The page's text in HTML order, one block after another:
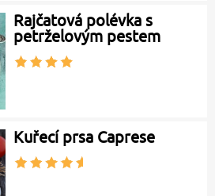
Rajčatová polévka s
petrželovým pestem
Kuřecí prsa Caprese